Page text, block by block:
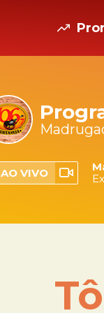
AO VIVO